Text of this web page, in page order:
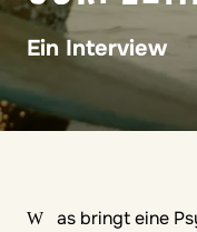
Wunschliste
Kontakt
Ein Interview
Was bringt eine Psychologiestudentin aus